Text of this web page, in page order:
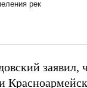
заявил,